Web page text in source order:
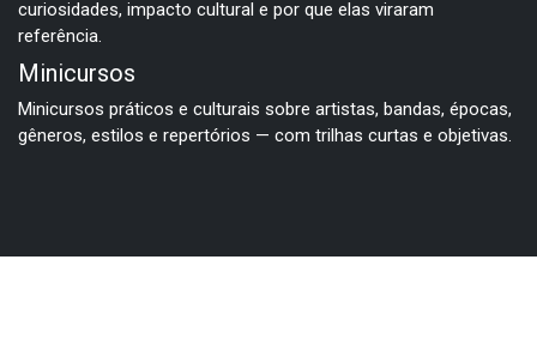
curiosidades, impacto cultural e por que elas viraram
referência.
Minicursos
Minicursos práticos e culturais sobre artistas, bandas, épocas,
gêneros, estilos e repertórios — com trilhas curtas e objetivas.